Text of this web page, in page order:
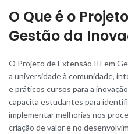
O Que é o
Gestão da
O Projeto de Extensão III em
a universidade à comunidade,
e práticos cursos para a
capacita estudantes para
implementar melhorias nos
criação de valor e no